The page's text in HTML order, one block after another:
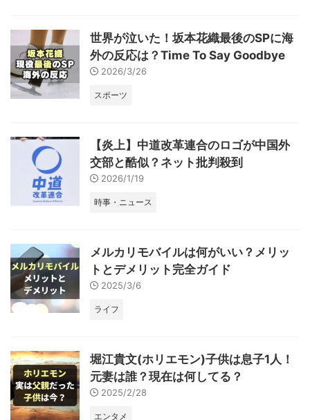
世界が泣いた！坂本花織最後のSPに海
外の反応は？Time To Say Goodbye
2026/3/26
スポーツ
【炎上】中道改革連合のロゴが中国外
交部と酷似？ネット批判殺到
2026/1/19
時事・ニュース
メルカリモバイルは何がいい？メリッ
トとデメリット完全ガイド
2025/3/6
ライフ
堀江貴文(ホリエモン)子供は息子1人！
元妻は誰？現在は何してる？
2025/2/28
エンタメ